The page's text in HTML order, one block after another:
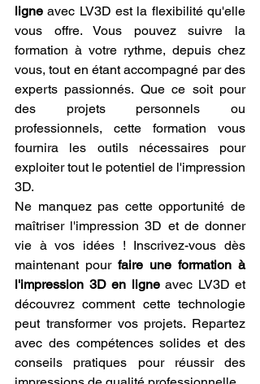
ligne avec LV3D est la flexibilité qu'elle
vous offre. Vous pouvez suivre la
formation à votre rythme, depuis chez
vous, tout en étant accompagné par des
experts passionnés. Que ce soit pour
des projets personnels ou
professionnels, cette formation vous
fournira les outils nécessaires pour
exploiter tout le potentiel de l'impression
3D.
Ne manquez pas cette opportunité de
maîtriser l'impression 3D et de donner
vie à vos idées ! Inscrivez-vous dès
maintenant pour faire une formation à
l'impression 3D en ligne avec LV3D et
découvrez comment cette technologie
peut transformer vos projets. Repartez
avec des compétences solides et des
conseils pratiques pour réussir des